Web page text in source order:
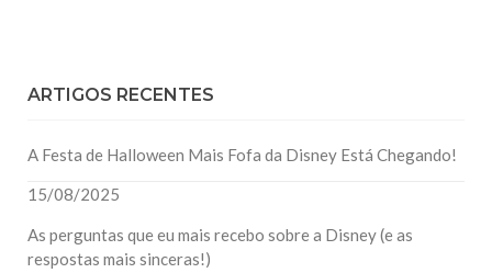
ARTIGOS RECENTES
A Festa de Halloween Mais Fofa da Disney Está Chegando!
15/08/2025
As perguntas que eu mais recebo sobre a Disney (e as
respostas mais sinceras!)